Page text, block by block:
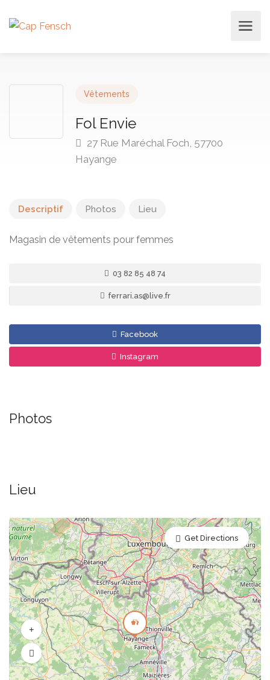
Vêtements
Fol Envie
27 Rue Maréchal Foch, 57700
Hayange
Descriptif Photos Lieu
Magasin de vêtements pour femmes
03 82 85 48 74
ferrari.as@live.fr
Facebook
Instagram
Photos
Lieu
Get Directions